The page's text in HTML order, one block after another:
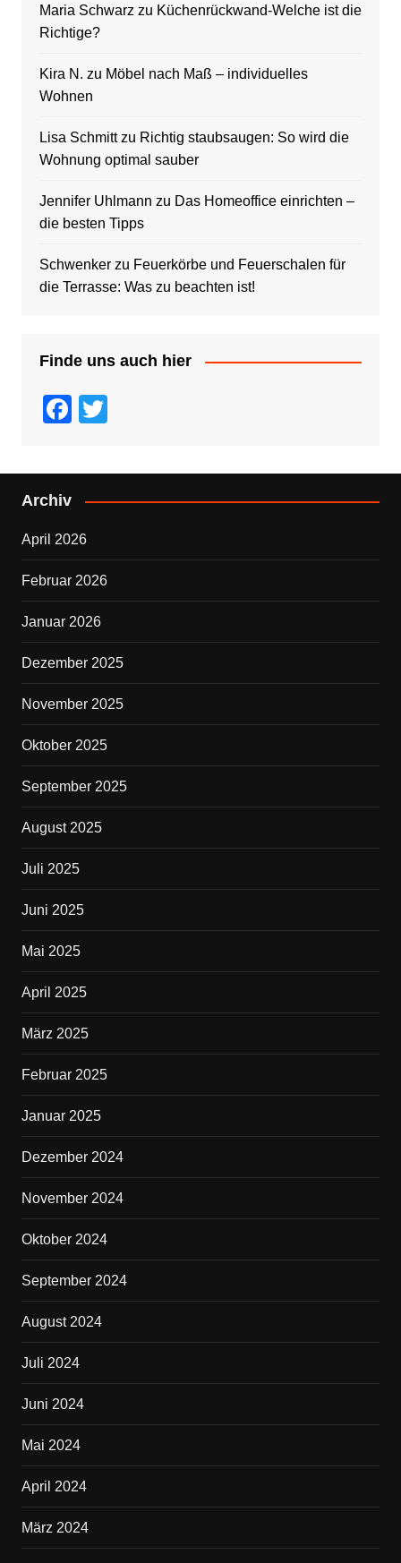
Maria Schwarz zu Küchenrückwand-Welche ist die
Richtige?
Kira N. zu Möbel nach Maß – individuelles
Wohnen
Lisa Schmittzu Richtig staubsaugen: So wird die
Wohnung optimal sauber
Jennifer Uhlmann zu Das Homeoffice einrichten –
die besten Tipps
Schwenkerzu Feuerkörbe und Feuerschalen für
die Terrasse: Was zu beachten ist!
Finde uns auch hier
F
c
e
o
o
k
tt
er
Archiv
April 2026
Februar 2026
Januar 2026
Dezember 2025
November 2025
Oktober 2025
September 2025
August 2025
Juli 2025
Juni 2025
Mai 2025
April 2025
März 2025
Februar 2025
Januar 2025
Dezember 2024
November 2024
Oktober 2024
September 2024
August 2024
Juli 2024
Juni 2024
Mai 2024
April 2024
März 2024